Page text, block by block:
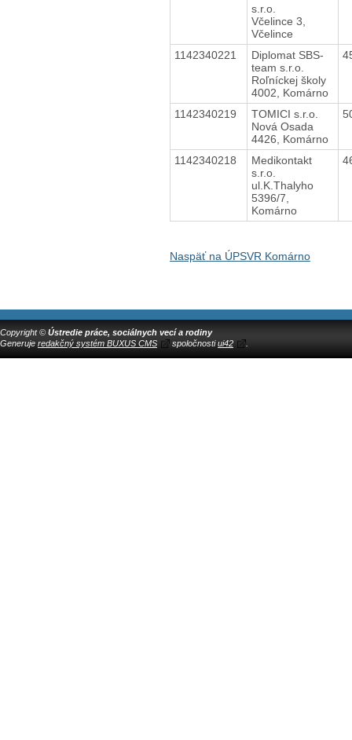
s.r.o.
Včelince 3,
Včelince
1142340221
Diplomat SBS-
team s.r.o.
Roľníckej školy
4002, Komárno
1142340219
TOMICI s.r.o.
Nová Osada
4426, Komárno
1142340218
Medikontakt
s.r.o.
ul.K.Thalyho
5396/7,
Komárno
Naspäť na ÚPSVR Komárno
Copyright © Ústredie práce, sociálnych vecí a rodiny
Generuje redakčný systém BUXUS CMS spoločnostiui42